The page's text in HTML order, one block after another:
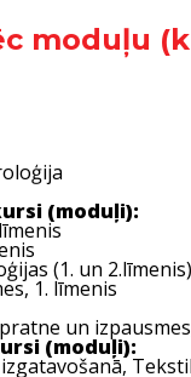
moduļu
(moduļi):
(1. un 2.līmenis)
1. līmenis
un
(moduļi):